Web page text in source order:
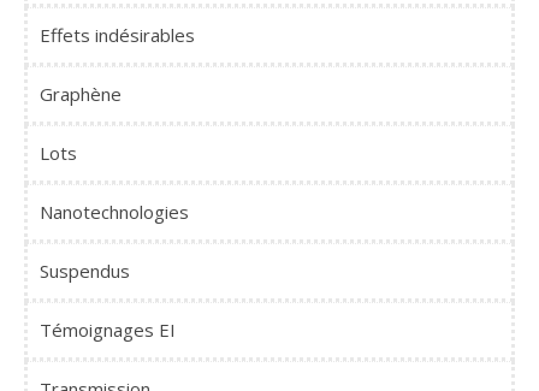
Effets indésirables
Graphène
Lots
Nanotechnologies
Suspendus
Témoignages EI